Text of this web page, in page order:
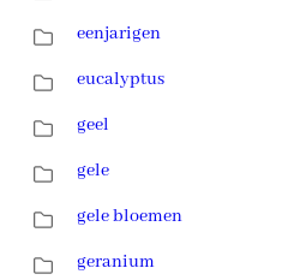
eenjarigen
eucalyptus
geel
gele
gele bloemen
geranium